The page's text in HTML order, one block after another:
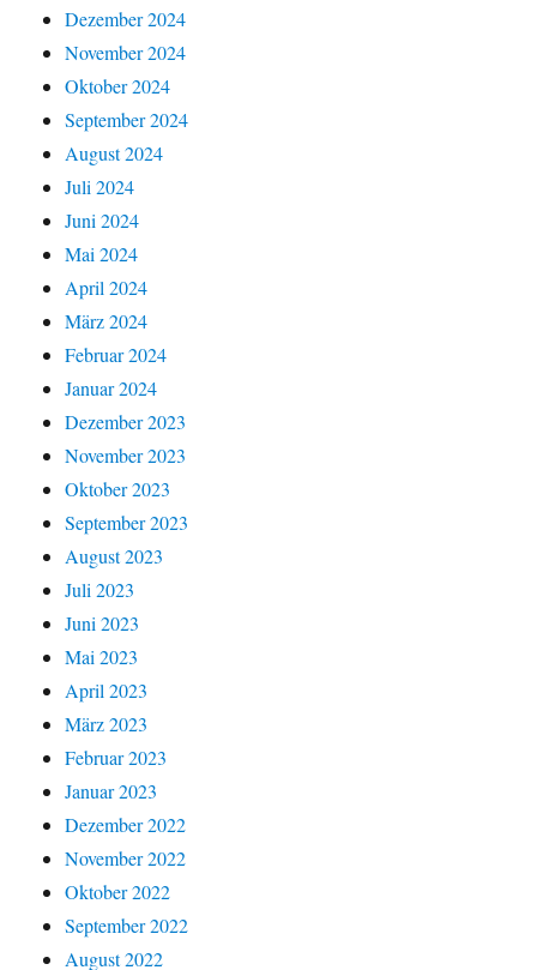
Dezember 2024
November 2024
Oktober 2024
September 2024
August 2024
Juli 2024
Juni 2024
Mai 2024
April 2024
März 2024
Februar 2024
Januar 2024
Dezember 2023
November 2023
Oktober 2023
September 2023
August 2023
Juli 2023
Juni 2023
Mai 2023
April 2023
März 2023
Februar 2023
Januar 2023
Dezember 2022
November 2022
Oktober 2022
September 2022
August 2022